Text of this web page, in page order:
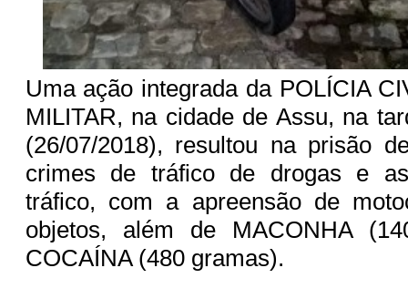
Uma ação integrada da POLÍCIA
MILITAR, na cidade de Assu, na
(26/07/2018), resultou na prisão
crimes de tráfico de drogas e
tráfico, com a apreensão de
objetos, além de MACONHA
COCAÍNA (480 gramas).